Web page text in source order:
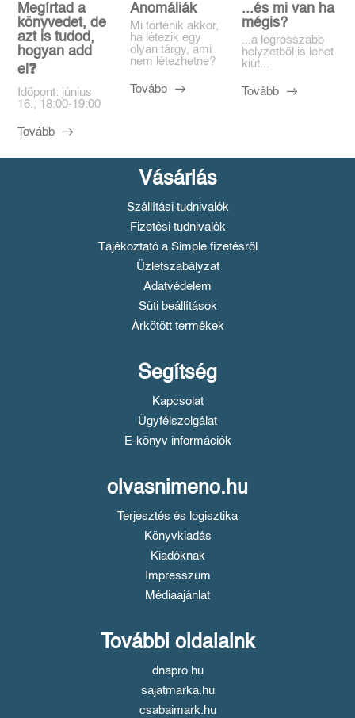
Megírtad a
könyvedet, de
azt is tudod,
hogyan add
el❓️
Időpont: június
16., 18:00-19:00
Tovább
Anomáliák
Mi történik akkor,
ha létezik egy
olyan tárgy, ami
nem létezhetne?
Tovább
...és mi van ha
mégis?
...a legrosszabb
helyzetből is lehet
kiút...
Tovább
Vásárlás
Szállítási tudnivalók
Fizetési tudnivalók
Tájékoztató a Simple fizetésről
Üzletszabályzat
Adatvédelem
Süti beállítások
Árkötött termékek
Segítség
Kapcsolat
Ügyfélszolgálat
E-könyv információk
olvasnimeno.hu
Terjesztés és logisztika
Könyvkiadás
Kiadóknak
Impresszum
Médiaajánlat
További oldalaink
dnapro.hu
sajatmarka.hu
csabaimark.hu